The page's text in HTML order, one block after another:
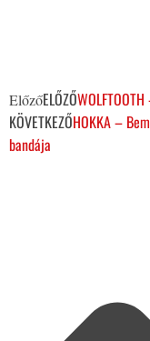
ElőzőELŐZŐ
KÖVETKEZŐHOKKA –
bandája